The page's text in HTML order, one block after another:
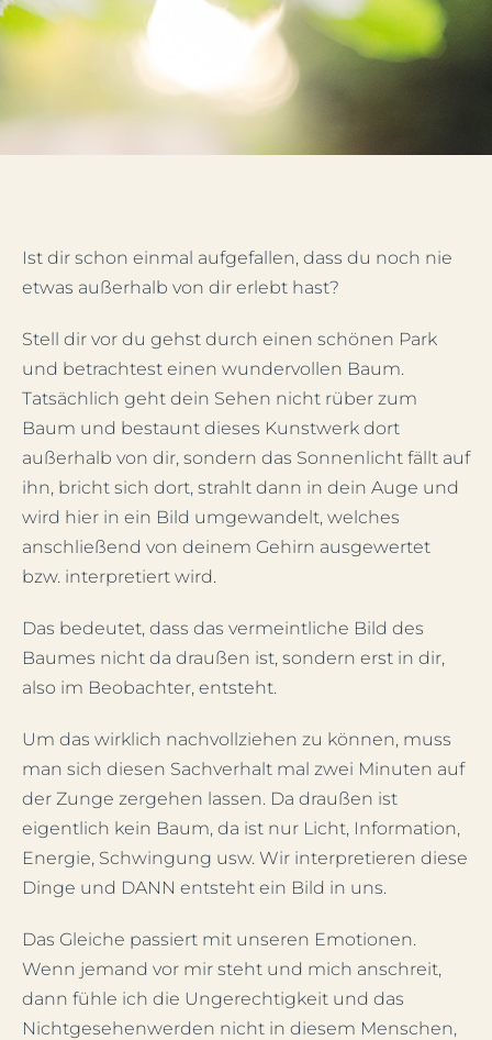
Mein Account
Facebook
Ist dir schon einmal aufgefallen, dass du noch nie
etwas außerhalb von dir erlebt hast?
Stell dir vor du gehst durch einen schönen Park
und betrachtest einen wundervollen Baum.
Tatsächlich geht dein Sehen nicht rüber zum
Baum und bestaunt dieses Kunstwerk dort
außerhalb von dir, sondern das Sonnenlicht fällt auf
ihn, bricht sich dort, strahlt dann in dein Auge und
wird hier in ein Bild umgewandelt, welches
anschließend von deinem Gehirn ausgewertet
bzw. interpretiert wird.
Das bedeutet, dass das vermeintliche Bild des
Baumes nicht da draußen ist, sondern erst in dir,
also im Beobachter, entsteht.
Um das wirklich nachvollziehen zu können, muss
man sich diesen Sachverhalt mal zwei Minuten auf
der Zunge zergehen lassen. Da draußen ist
eigentlich kein Baum, da ist nur Licht, Information,
Energie, Schwingung usw. Wir interpretieren diese
Dinge und DANN entsteht ein Bild in uns.
Das Gleiche passiert mit unseren Emotionen.
Wenn jemand vor mir steht und mich anschreit,
dann fühle ich die Ungerechtigkeit und das
Nichtgesehenwerden nicht in diesem Menschen,